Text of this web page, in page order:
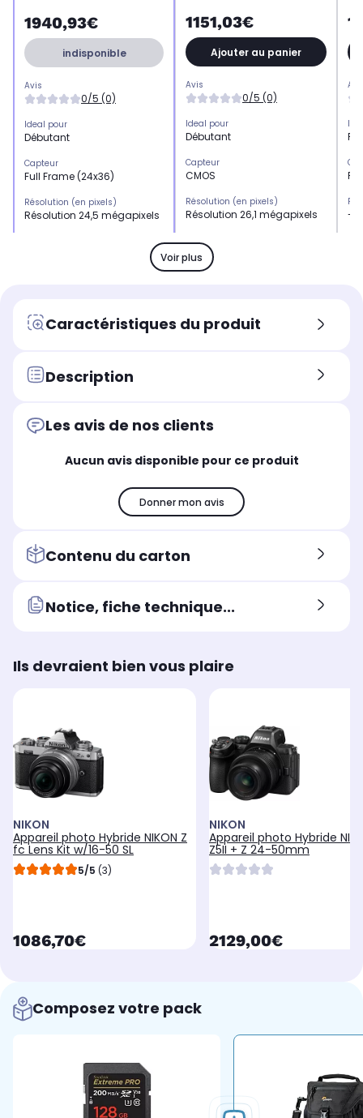
1940,93€
indisponible
Avis
0/5 (0)
Ideal pour
Débutant
Capteur
Full Frame (24x36)
Résolution (en pixels)
Résolution 24,5 mégapixels
Connectivité
Wi-Fi, Wi-Fi Direct, Bluetooth
Ecran
orientable, inclinable et
Dans ce pack
Technologie
Résolution (en mégapixels)
1151,03€
Ajouter au panier
Avis
0/5 (0)
Ideal pour
Débutant
Capteur
CMOS
Résolution (en pixels)
Résolution 26,1 mégapixels
Sensibilité ISO maximale
25600
Connectivité
Wi-Fi, Wi-Fi Direct, Bluetooth
Dans ce pack
Technologie
Résolution (en mégapixels)
26,1 Mpx
-
Voir plus
Caractéristiques du produit
Description
Les avis de nos clients
Aucun avis disponible pour ce produit
Donner mon avis
Contenu du carton
Notice, fiche technique...
Ils devraient bien vous plaire
NIKON
Appareil photo Hybride NIKON Z
fc Lens Kit w/16-50 SL
5/5 (3)
currentPrice
1086,70€
NIKON
Appareil photo Hybride
Z5II + Z 24-50mm
currentPrice
2129,00€
Composez votre pack